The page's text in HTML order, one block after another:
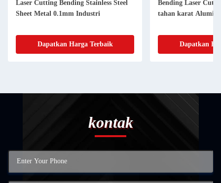
Laser Cutting Bending Stainless Steel
Sheet Metal 0.1mm Industri
Dapatkan Harga Terbaik
Bending Laser Cut
tahan karat
Dapatkan
kontak